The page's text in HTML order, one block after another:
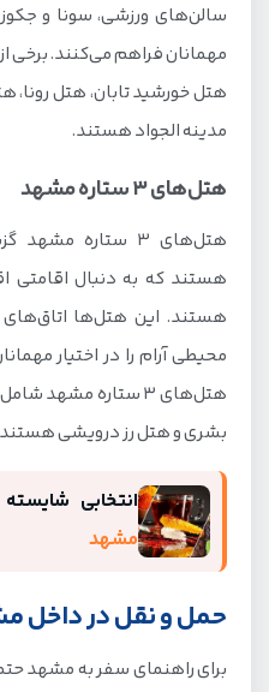
سالن‌های ورزشی، سونا و
هتل خورشید تابان، هتل رونا،
مدینه الجواد هستند.
هتل‌های ۳ ستاره مشهد
هتل‌های ۳ ستاره
هستند که به دنبال اقامتی
هستند. این هتل‌ها اتاق‌های
محیطی آرام را در اختیار
هتل‌های ۳ ستاره
بشری و هتل رز درویشی
انتخابی
مشهد
حمل و نقل در داخل
برای راهنمای سفر به مشهد